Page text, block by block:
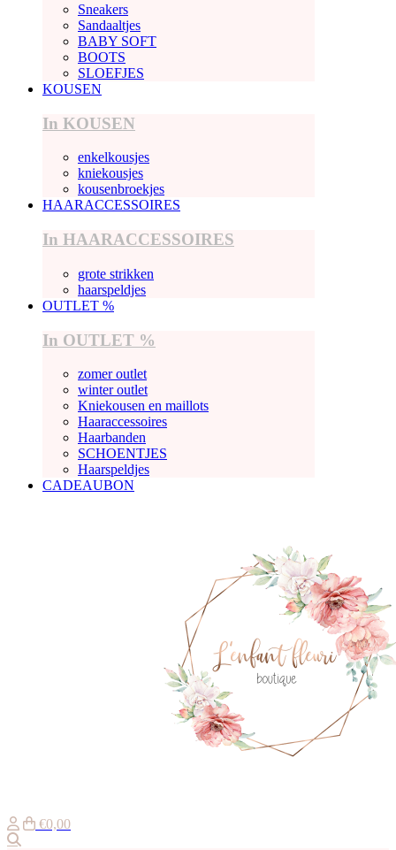
Sneakers
Sandaaltjes
BABY SOFT
BOOTS
SLOEFJES
KOUSEN
In KOUSEN
enkelkousjes
kniekousjes
kousenbroekjes
HAARACCESSOIRES
In HAARACCESSOIRES
grote strikken
haarspeldjes
OUTLET %
In OUTLET %
zomer outlet
winter outlet
Kniekousen en maillots
Haaraccessoires
Haarbanden
SCHOENTJES
Haarspeldjes
CADEAUBON
€0,00